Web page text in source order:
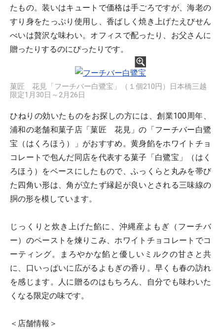
たもの。装いはキュートで価格は手ごろですが、海老の
すり身をたっぷり使用し、香ばしく焼き上げたえびせん
べいは贅沢な味わい。オフィスで配ったり、お父さんに
贈ったりするのにぴったりです。
菓匠 花見「フーチバー白鷺宝」（１個210円）日本橋三越
限定1月30日～2月26日
ひねりの効いたものをお探しの方には、創業100周年、
浦和の老舗和菓子店「菓匠 花見」の「フーチバー白鷺
宝（はくろほう）」がおすすめ。黄身餡をホワイトチョ
コレートで包んだ同店を代表する菓子「白鷺宝」（はく
ろほう）をベースにしたもので、ふっくらと丸みを帯び
た四角い形は、角が立たず縁起が良いとされる三味線の
胴の形を模しています。
じっくりと炊き上げた餡に、沖縄産よもぎ（フーチバ
ー）のペーストを煉りこみ、ホワイトチョコレートでコ
ーティング。まろやかな餡と優しいミルクの甘さと共
に、口いっぱいに広がるよもぎの香り。早くも春の訪れ
を感じます。人に贈るのはもちろん、自分でも味わいた
くなる限定の味です。
＜店舗情報＞